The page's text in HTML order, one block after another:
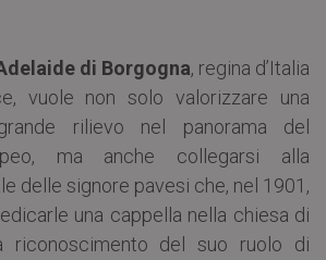
di Borgogna, regina d’Italia
vuole non solo valorizzare una
rilievo nel panorama del
ma anche collegarsi alla
delle signore pavesi che, nel 1901,
una cappella nella chiesa di
riconoscimento del suo ruolo di